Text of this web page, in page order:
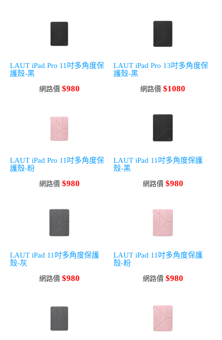
LAUT iPad Pro 11吋多角度保
護殼-黑
網路價 $980
LAUT iPad Pro 13吋多角度保
護殼-黑
網路價 $1080
LAUT iPad Pro 11吋多角度保
護殼-粉
網路價 $980
LAUT iPad 11吋多角度保護
殼-黑
網路價 $980
LAUT iPad 11吋多角度保護
殼-灰
網路價 $980
LAUT iPad 11吋多角度保護
殼-粉
網路價 $980